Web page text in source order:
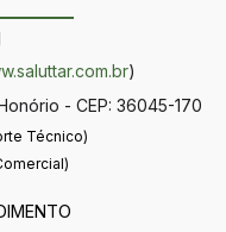
)
- CEP: 36045-170
Técnico)